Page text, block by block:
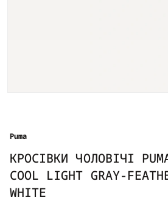
Puma
КРОСІВКИ ЧОЛОВІЧІ
COOL LIGHT GRAY-
WHITE